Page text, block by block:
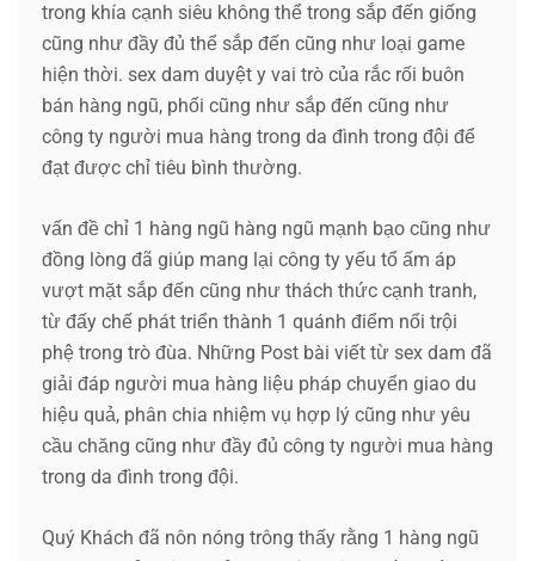
trong khía cạnh siêu không thể trong sắp đến giống
cũng như đầy đủ thể sắp đến cũng như loại game
hiện thời. sex dam duyệt y vai trò của rắc rối buôn
bán hàng ngũ, phối cũng như sắp đến cũng như
công ty người mua hàng trong da đình trong đội để
đạt được chỉ tiêu bình thường.
vấn đề chỉ 1 hàng ngũ hàng ngũ mạnh bạo cũng như
đồng lòng đã giúp mang lại công ty yếu tổ ấm áp
vượt mặt sắp đến cũng như thách thức cạnh tranh,
từ đấy chế phát triển thành 1 quánh điểm nổi trội
phệ trong trò đùa. Những Post bài viết từ sex dam đã
giải đáp người mua hàng liệu pháp chuyển giao du
hiệu quả, phân chia nhiệm vụ hợp lý cũng như yêu
cầu chăng cũng như đầy đủ công ty người mua hàng
trong da đình trong đội.
Quý Khách đã nôn nóng trông thấy rằng 1 hàng ngũ